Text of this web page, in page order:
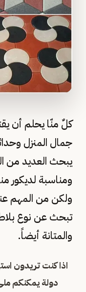
كلٌ منّا يحلم أن
جمال المنزل
يبحث العديد من
ومناسبة لديكور
ولكن من المهم
تبحث عن نوع
والمتانة أيضاً.
اذا كنت تريدون
دولة يمكنكم